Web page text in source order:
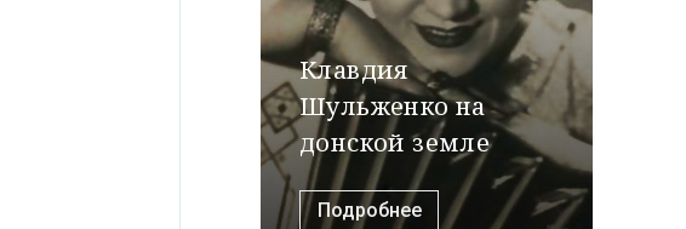
Клавдия
Шульженко на
донской земле
Подробнее